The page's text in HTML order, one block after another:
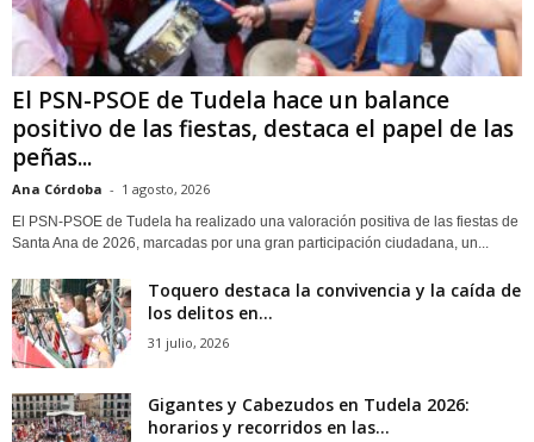
El PSN-PSOE de Tudela hace un balance
positivo de las fiestas, destaca el papel de las
peñas...
Ana Córdoba - 1 agosto, 2026
El PSN-PSOE de Tudela ha realizado una valoración positiva de las fiestas de
Santa Ana de 2026, marcadas por una gran participación ciudadana, un...
Toquero destaca la convivencia y la caída de
los delitos en...
31 julio, 2026
Gigantes y Cabezudos en Tudela 2026:
horarios y recorridos en las...